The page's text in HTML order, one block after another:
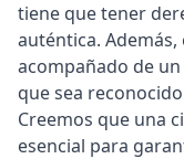
tiene que tener
auténtica.
acompañado de
que sea
Creemos que una
esencial para